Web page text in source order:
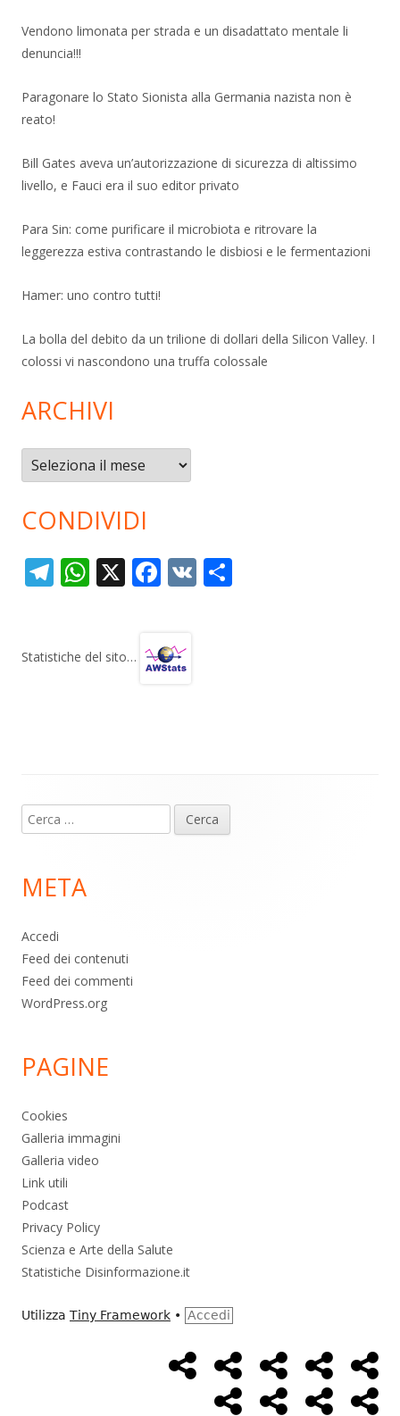
Vendono limonata per strada e un disadattato mentale li
denuncia!!!
Paragonare lo Stato Sionista alla Germania nazista non è
reato!
Bill Gates aveva un’autorizzazione di sicurezza di altissimo
livello, e Fauci era il suo editor privato
Para Sin: come purificare il microbiota e ritrovare la
leggerezza estiva contrastando le disbiosi e le fermentazioni
Hamer: uno contro tutti!
La bolla del debito da un trilione di dollari della Silicon Valley. I
colossi vi nascondono una truffa colossale
ARCHIVI
Archivi
CONDIVIDI
T
gr
W
s
X F
b
V
Statistiche del sito…
piè
pagina
Ricerca
per:
META
Accedi
Feed dei contenuti
Feed dei commenti
WordPress.org
PAGINE
Cookies
Galleria immagini
Galleria video
Link utili
Podcast
Privacy Policy
Scienza e Arte della Salute
Statistiche Disinformazione.it
Utilizza Tiny Framework • Accedi
MenùHome
Page
Alimentazione
AmbienteBambini
Cancro ControlloEconomia